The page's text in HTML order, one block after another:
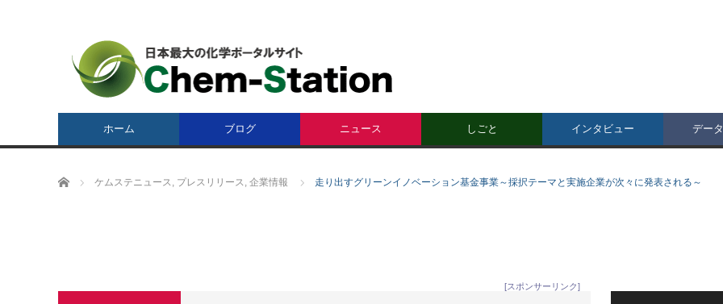
ホーム ブログ ニュース しごと インタビュー デー
ホーム ケムステニュース, プレスリリース, 企業情報 走り出すグリーンイノベーション基金事業～採択テーマと実施企業が次々に発表される～
[スポンサーリンク]